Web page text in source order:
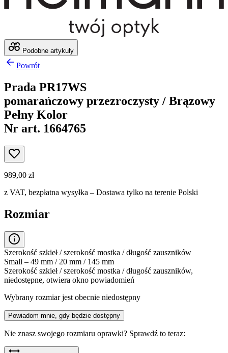
Podobne artykuły
Powrót
Prada PR17WS
pomarańczowy przezroczysty / Brązowy
Pełny Kolor
Nr art. 1664765
989,00 zł
z VAT, bezpłatna wysyłka – Dostawa tylko na terenie Polski
Rozmiar
Szerokość szkieł / szerokość mostka / długość zauszników
Small – 49 mm / 20 mm / 145 mm
Szerokość szkieł / szerokość mostka / długość zauszników,
niedostępne, otwiera okno powiadomień
Wybrany rozmiar jest obecnie niedostępny
Powiadom mnie, gdy będzie dostępny
Nie znasz swojego rozmiaru oprawki? Sprawdź to teraz: